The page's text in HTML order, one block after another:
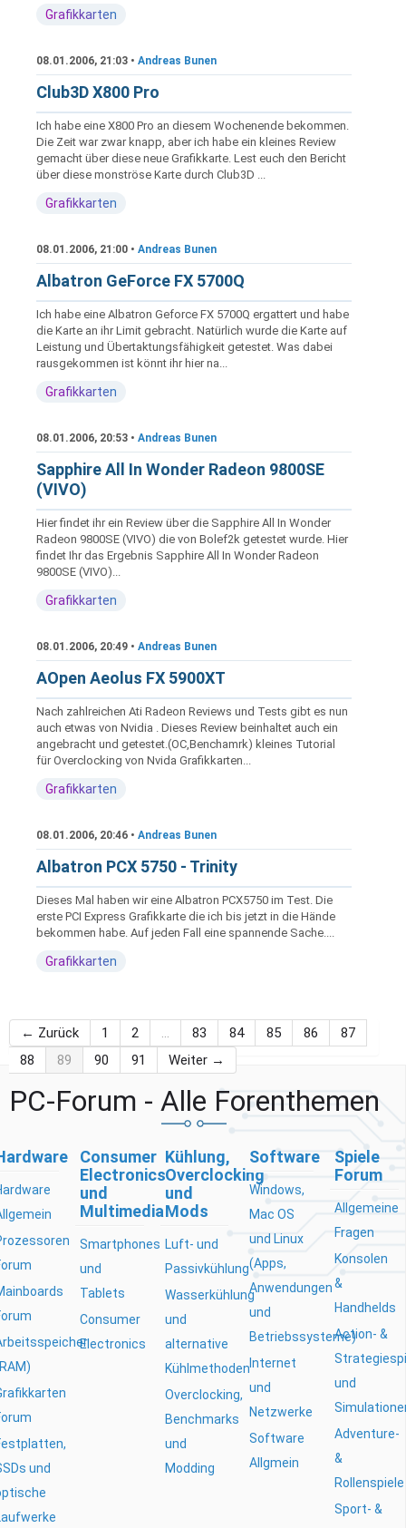
Grafikkarten
08.01.2006, 21:03 • Andreas Bunen
Club3D X800 Pro
Ich habe eine X800 Pro an diesem Wochenende bekommen.
Die Zeit war zwar knapp, aber ich habe ein kleines Review
gemacht über diese neue Grafikkarte. Lest euch den Bericht
über diese monströse Karte durch Club3D ...
Grafikkarten
08.01.2006, 21:00 • Andreas Bunen
Albatron GeForce FX 5700Q
Ich habe eine Albatron Geforce FX 5700Q ergattert und habe
die Karte an ihr Limit gebracht. Natürlich wurde die Karte auf
Leistung und Übertaktungsfähigkeit getestet. Was dabei
rausgekommen ist könnt ihr hier na...
Grafikkarten
08.01.2006, 20:53 • Andreas Bunen
Sapphire All In Wonder Radeon 9800SE
(VIVO)
Hier findet ihr ein Review über die Sapphire All In Wonder
Radeon 9800SE (VIVO) die von Bolef2k getestet wurde. Hier
findet Ihr das Ergebnis Sapphire All In Wonder Radeon
9800SE (VIVO)...
Grafikkarten
08.01.2006, 20:49 • Andreas Bunen
AOpen Aeolus FX 5900XT
Nach zahlreichen Ati Radeon Reviews und Tests gibt es nun
auch etwas von Nvidia . Dieses Review beinhaltet auch ein
angebracht und getestet.(OC,Benchamrk) kleines Tutorial
für Overclocking von Nvida Grafikkarten...
Grafikkarten
08.01.2006, 20:46 • Andreas Bunen
Albatron PCX 5750 - Trinity
Dieses Mal haben wir eine Albatron PCX5750 im Test. Die
erste PCI Express Grafikkarte die ich bis jetzt in die Hände
bekommen habe. Auf jeden Fall eine spannende Sache....
Grafikkarten
← Zurück 1 2 … 83 84 85 86
87
88
89 90 91 Weiter →
PC-Forum - Alle Forenthemen
und
Consumer
Electronics
und
Multimedia
Smartphones
und
Tablets
Consumer
Electronics
Kühlung,
Overclocking
und
Mods
Luft- und
Passivkühlung
Wasserkühlung
und
alternative
Kühlmethoden
Overclocking,
Benchmarks
und
Modding
Software
Windows,
Mac OS
und Linux
(Apps,
Anwendungen
und
Betriebssysteme)
Internet
und
Netzwerke
Software
Allgmein
Spiele
Forum
Allgemeine
Fragen
Konsolen
&
Handhelds
Action- &
und
Adventure-
&
Rollenspiele
Sport- &